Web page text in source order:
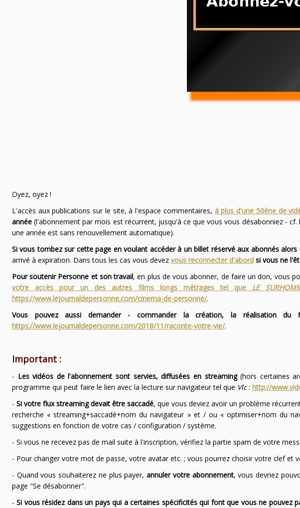
Oyez, oyez !
L'accès aux publications sur le site, à l'espace commentaires, à plus d'une 50ène de
année(l'abonnement par mois est récurrent, jusqu'à ce que vous vous désabonniez -
une année est sans renouvellement automatique).
Si vous tombez sur cette page en voulant accéder à un billet réservé aux abonnés
arrivé à expiration. Dans tous les cas vous devez vous reconnecter d'abordsi vous ne
Pour soutenir Personne et son travail, en plus de vous abonner, de faire un don, vous
votre accès pour un des autres films longs métrages tel que LE
https://www.lejournaldepersonne.com/cinema-de-personne/.
Vous pouvez aussi demander - commander la création, la réalisation
https://www.lejournaldepersonne.com/2018/11/raconte-votre-vie/.
Important :
- Les vidéos de l'abonnement sont servies, diffusées en streaming(hors certaines
programme qui peut faire le lien avec la lecture sur navigateur tel que Vlc: http://
- Si votre flux streaming devait être saccadé, que vous deviez avoir un problème
recherche « streaming+saccadé+nom du navigateur » et / ou « optimiser+nom du
suggestions en fonction de votre cas / configuration / système.
- Si vous ne recevez pas de mail suite à l'inscription, vérifiez la partie spam de votre
- Pour changer votre mot de passe, votre avatar etc. ; vous pourrez choisir votre clef et
- Quand vous souhaiterez ne plus payer,annuler votre abonnement, vous devriez
page "Se désabonner".
-Si vous résidez dans un pays qui a certaines spécificités qui font que vous ne pouvez